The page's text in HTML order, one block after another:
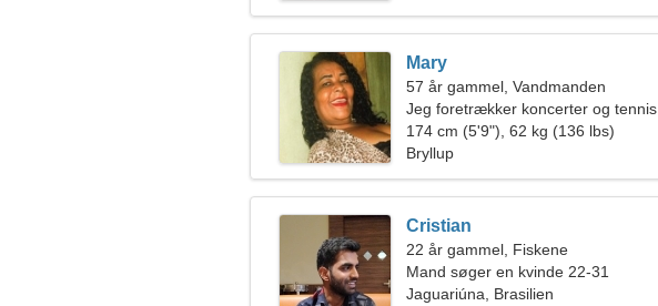
Mary
57 år gammel, Vandmanden
Jeg foretrækker koncerter og tennis
174 cm (5'9"), 62 kg (136 lbs)
Bryllup
Cristian
22 år gammel, Fiskene
Mand søger en kvinde 22-31
Jaguariúna, Brasilien